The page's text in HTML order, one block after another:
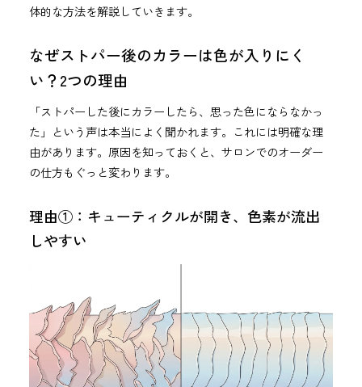
体的な方法を解説していきます。
なぜストパー後のカラーは色が入りにく
い？2つの理由
「ストパーした後にカラーしたら、思った色にならなかっ
た」という声は本当によく聞かれます。これには明確な理
由があります。原因を知っておくと、サロンでのオーダー
の仕方もぐっと変わります。
理由①：キューティクルが開き、色素が流出
しやすい